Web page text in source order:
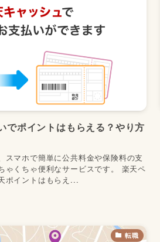
でポイントはもらえる？やり方
スマホで簡単に公共料金や保険料の支
ゃくちゃ便利なサービスです。 楽天ペ
ポイントはもらえ...
転職